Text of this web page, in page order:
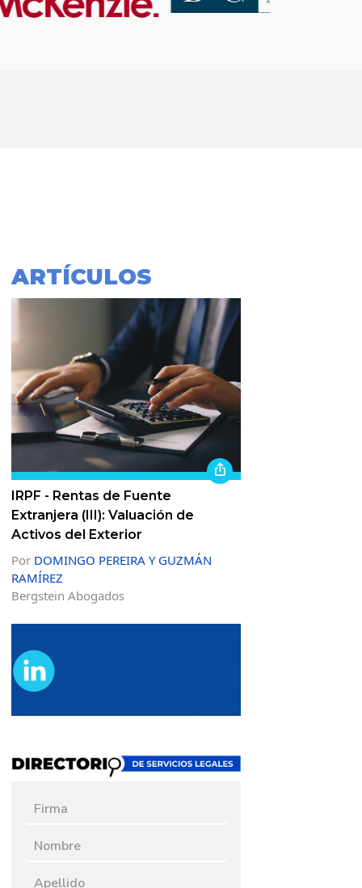
ARTÍCULOS
IRPF - Rentas de Fuente
Extranjera (III): Valuación de
Activos del Exterior
Por DOMINGO PEREIRA Y GUZMÁN
RAMÍREZ
Bergstein Abogados